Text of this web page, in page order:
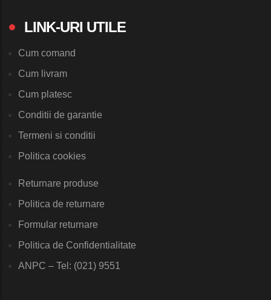
LINK-URI UTILE
Cum comand
Cum livram
Cum platesc
Conditii de garantie
Termeni si conditii
Politica cookies
Returnare produse
Politica de returnare
Formular returnare
Politica de Confidentialitate
ANPC – Tel: (021) 9551